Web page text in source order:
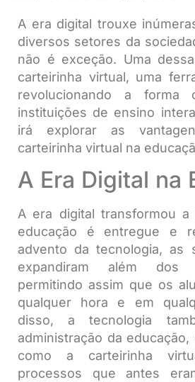
A era digital trouxe
diversos setores da
não é exceção. Uma
carteirinha virtual, uma
revolucionando a forma
instituições de ensino
irá explorar as
carteirinha virtual na
A Era Digital na
A era digital transformou a
educação é entregue e
advento da tecnologia, as
expandiram além dos
permitindo assim que os
qualquer hora e em
disso, a tecnologia
administração da
como a carteirinha
processos que antes